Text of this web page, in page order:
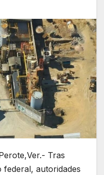
Tras
autoridades